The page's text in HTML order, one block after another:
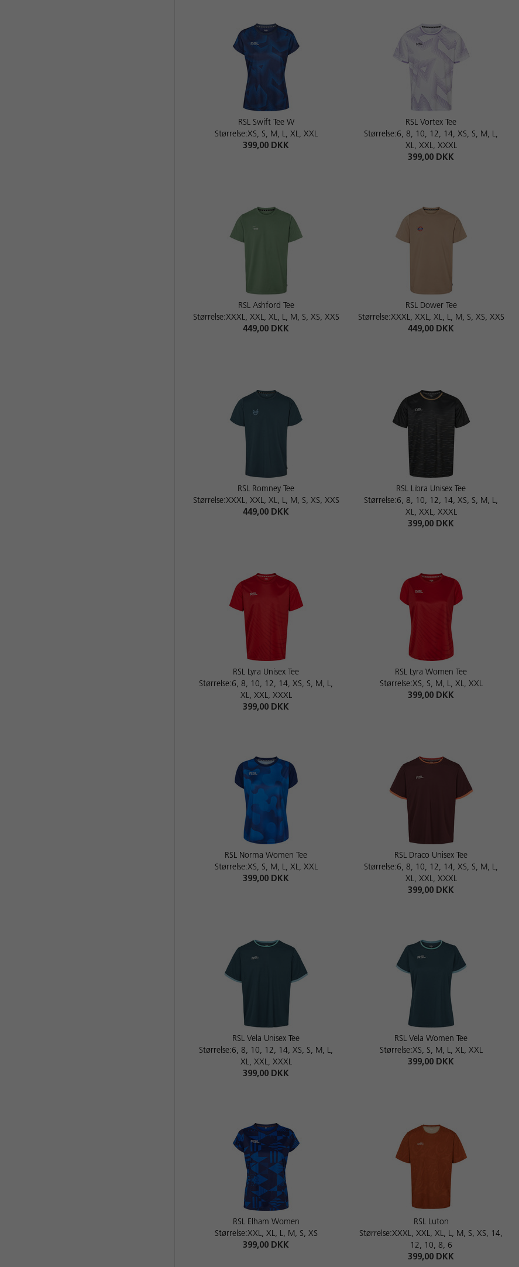
RSL Swift Tee W
Størrelse:XS, S, M, L, XL, XXL
399,00 DKK
RSL Vortex Tee
Størrelse:6, 8, 10, 12, 14, XS, S, M, L,
XL, XXL, XXXL
399,00 DKK
RSL Ashford Tee
Størrelse:XXXL, XXL, XL, L, M, S, XS, XXS
449,00 DKK
RSL Dower Tee
Størrelse:XXXL, XXL, XL, L, M, S, XS, XXS
449,00 DKK
RSL Romney Tee
Størrelse:XXXL, XXL, XL, L, M, S, XS, XXS
449,00 DKK
RSL Libra Unisex Tee
Størrelse:6, 8, 10, 12, 14, XS, S, M, L,
XL, XXL, XXXL
399,00 DKK
RSL Lyra Unisex Tee
Størrelse:6, 8, 10, 12, 14, XS, S, M, L,
XL, XXL, XXXL
399,00 DKK
RSL Lyra Women Tee
Størrelse:XS, S, M, L, XL, XXL
399,00 DKK
RSL Norma Women Tee
Størrelse:XS, S, M, L, XL, XXL
399,00 DKK
RSL Draco Unisex Tee
Størrelse:6, 8, 10, 12, 14, XS, S, M, L,
XL, XXL, XXXL
399,00 DKK
RSL Vela Unisex Tee
Størrelse:6, 8, 10, 12, 14, XS, S, M, L,
XL, XXL, XXXL
399,00 DKK
RSL Vela Women Tee
Størrelse:XS, S, M, L, XL, XXL
399,00 DKK
RSL Elham Women
Størrelse:XXL, XL, L, M, S, XS
399,00 DKK
RSL Luton
Størrelse:XXXL, XXL, XL, L, M, S, XS, 14,
12, 10, 8, 6
399,00 DKK